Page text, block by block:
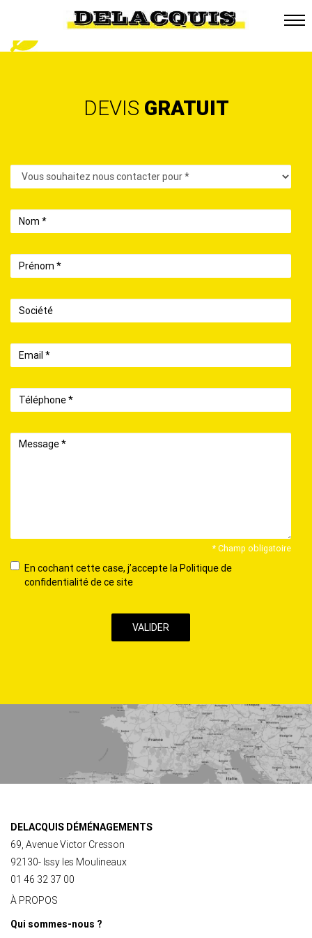
DEVIS GRATUIT
Contact
Nom
Prénom
Société
Email
Téléphone
Message
* Champ obligatoire
En
cochant
ce
En cochant cette case, j’accepte la Politique de
confidentialité de ce site
DELACQUIS DÉMÉNAGEMENTS
69, Avenue Victor Cresson
92130- Issy les Moulineaux
01 46 32 37 00
À PROPOS
Qui sommes-nous ?